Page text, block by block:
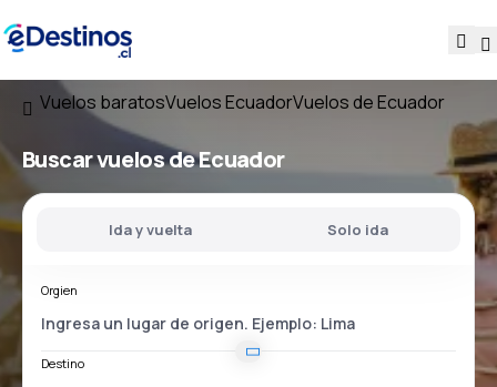
Vuelos baratosVuelos EcuadorVuelos de Ecuador
Buscar vuelosde Ecuador
Ida y vuelta Solo ida
Orgien
Destino